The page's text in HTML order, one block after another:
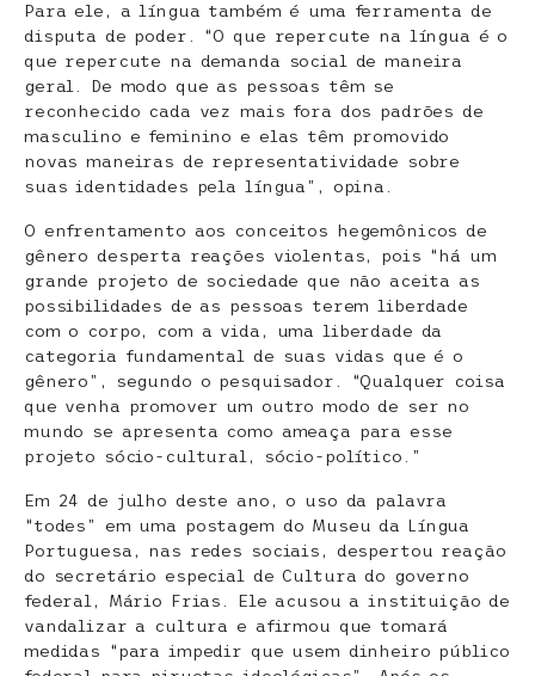
Para ele, a língua também é uma ferramenta de
disputa de poder. “O que repercute na língua é o
que repercute na demanda social de maneira
geral. De modo que as pessoas têm se
reconhecido cada vez mais fora dos padrões de
masculino e feminino e elas têm promovido
novas maneiras de representatividade sobre
suas identidades pela língua”, opina.
O enfrentamento aos conceitos hegemônicos de
gênero desperta reações violentas, pois “há um
grande projeto de sociedade que não aceita as
possibilidades de as pessoas terem liberdade
com o corpo, com a vida, uma liberdade da
categoria fundamental de suas vidas que é o
gênero”, segundo o pesquisador. “Qualquer coisa
que venha promover um outro modo de ser no
mundo se apresenta como ameaça para esse
projeto sócio-cultural, sócio-político.”
Em 24 de julho deste ano, o uso da palavra
“todes” em uma postagem do Museu da Língua
Portuguesa, nas redes sociais, despertou reação
do secretário especial de Cultura do governo
federal, Mário Frias. Ele acusou a instituição de
vandalizar a cultura e afirmou que tomará
medidas “para impedir que usem dinheiro público